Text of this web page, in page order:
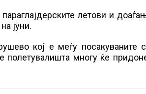
летови и
јуни.
кој е меѓу посакуваните
полетувалишта многу ќе